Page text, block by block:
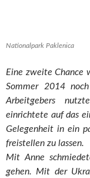
Nationalpark Paklenica
Eine zweite Chance
Sommer 2014
Arbeitgebers
einrichtete auf das
Gelegenheit in ein
freistellen zu lassen.
Mit Anne
gehen. Mit der